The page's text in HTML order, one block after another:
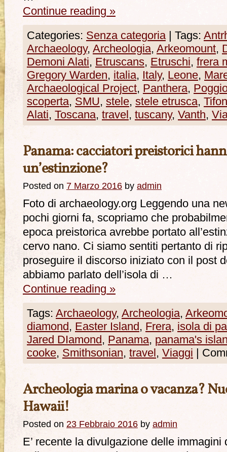
Continue reading »
Categories: Senza categoria Tags:
Archaeology, Archeologia, Arkeomount,
Demoni Alati, Etruscans, Etruschi, frera
Gregory Warden, italia, Italy, Leone,
Archaeological Project, Panthera,
scoperta, SMU, stele, stele etrusca,
Alati, Toscana, travel , tuscany, Vanth,
Panama: cacciatori preistorici
un’estinzione?
Posted on 7 Marzo 2016 by admin
Foto di archaeology.org Leggendo una
pochi giorni fa, scopriamo che
epoca preistorica avrebbe portato
cervo nano. Ci siamo sentiti pertanto di
proseguire il discorso iniziato con il post
abbiamo parlato dell’isola di …
Continue reading »
Tags: Archaeology, Archeologia,
diamond , Easter Island , Frera, isola di
Jared DIamond , Panama, panama's
cooke, Smithsonian, travel , Viaggi
Archeologia marina o vacanza?
Hawaii!
Posted on 23 Febbraio 2016 by admin
E’ recente la divulgazione delle